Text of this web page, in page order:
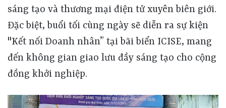
sáng tạo và thương mại điện tử xuyên biên giới.
Đặc biệt, buổi tối cùng ngày sẽ diễn ra sự kiện
"Kết nối Doanh nhân” tại bãi biển ICISE, mang
đến không gian giao lưu đầy sáng tạo cho cộng
đồng khởi nghiệp.